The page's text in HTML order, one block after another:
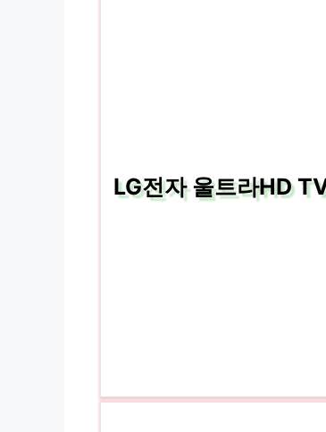
LG전자 울트라HD